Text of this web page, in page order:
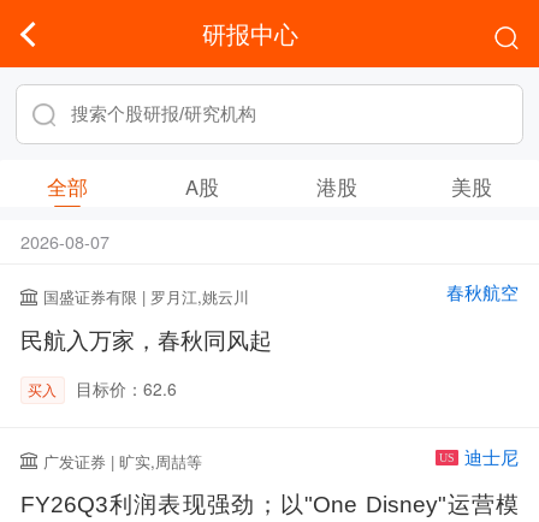
研报中心
全部 A股 港股 美股
2026-08-07
国盛证券有限 | 罗月江,姚云川 春秋航空
民航入万家，春秋同风起
买入 目标价：62.6
广发证券 | 旷实,周喆等 US 迪士尼
FY26Q3利润表现强劲；以"One Disney"运营模